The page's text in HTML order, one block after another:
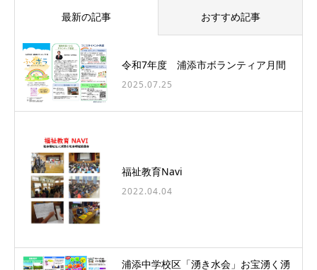
最新の記事 おすすめ記事
令和7年度 浦添市ボランティア月間
2025.07.25
福祉教育Navi
2022.04.04
浦添中学校区「湧き水会」お宝湧く湧